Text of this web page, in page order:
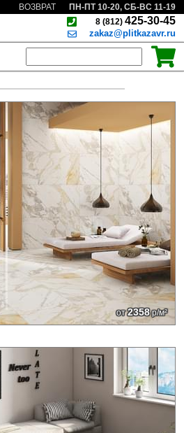
ВОЗВРАТ
ПН-ПТ 10-20, СБ-ВС 11-19
8 (812) 425-30-45
zakaz@plitkazavr.ru
от2358р/м²